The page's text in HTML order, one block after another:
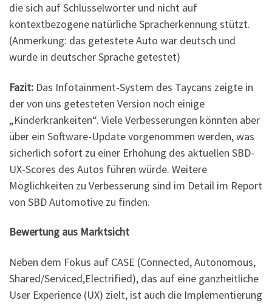
die sich auf Schlüsselwörter und nicht auf
kontextbezogene natürliche Spracherkennung stützt.
(Anmerkung: das getestete Auto war deutsch und
wurde in deutscher Sprache getestet)
Fazit: Das Infotainment-System des Taycans zeigte in
der von uns getesteten Version noch einige
„Kinderkrankeiten“. Viele Verbesserungen könnten aber
über ein Software-Update vorgenommen werden, was
sicherlich sofort zu einer Erhöhung des aktuellen SBD-
UX-Scores des Autos führen würde. Weitere
Möglichkeiten zu Verbesserung sind im Detail im Report
von SBD Automotive zu finden.
Bewertung aus Marktsicht
Neben dem Fokus auf CASE (Connected, Autonomous,
Shared/Serviced,Electrified), das auf eine ganzheitliche
User Experience (UX) zielt, ist auch die Implementierung